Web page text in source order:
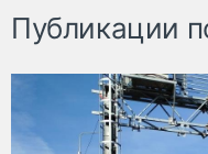
Публикации